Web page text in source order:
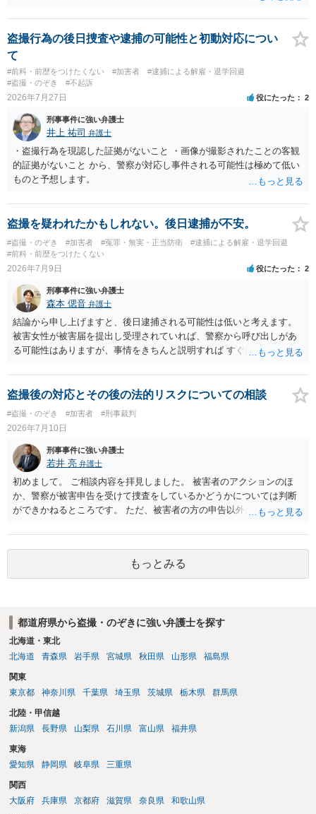
からです。 保護観察期間中とのことですので、 必要なら医師の診察を
受けるなども検討なさると良いと思います。
盗撮行為の後日捜査や逮捕の可能性と初動対応につい
て
#前科・前歴をつけたくない #加害者
#逮捕による解雇・退学回避
#盗撮・のぞき
#不起訴
2026年7月27日 役にたった 2
刑事事件に強い弁護士
井上 祐司 弁護士
・盗撮行為を現認した証拠がないこと ・画像が撮影されたことの客観
的証拠がないこと から、警察が対応し事件される可能性は極めて低い
ものと予想します。
盗撮を疑われたかもしれない。後日逮捕が不安。
#盗撮・のぞき #加害者 #冤罪・無実・正当防衛
#逮捕による解雇・退学回避
#前科・前歴をつけたくない
2026年7月9日 役にたった 2
刑事事件に強い弁護士
森本 偲音 弁護士
結論から申し上げますと、後日逮捕される可能性は低いと考えます。
被害女性が被害届を提出し受理されていれば、警察から呼び出しがあ
る可能性はありますが、事情をきちんと説明すれば すぐに逮捕される
の画像が盗撮した画像等であれば別途問題となる可能性はあります
が、被害者が特定できない以上、 立件することは難しく、厳重注意で
盗撮後の対応とその後の法的リスクについての相談
#盗撮・のぞき #加害者 #刑事裁判
2026年7月10日
刑事事件に強い弁護士
若井 亮 弁護士
初めまして。 ご相談内容を拝見しました。 被害者のアクションのほ
か、警察が被害申告を受けて捜査をしているかどうかについては判断
ができかねるところです。 ただ、被害者の方の申告以外に証拠が無い
す。 万が一、警察から連絡が来るようなことがあれば、その際に改め
て弁護士にご相談ください。
もっとみる
都道府県から盗撮・のぞきに強い弁護士を探す
北海道・東北
北海道
青森県 岩手県 宮城県 秋田県 山形県 福島県
関東
東京都
神奈川県 千葉県 埼玉県 茨城県 栃木県 群馬県
北陸・甲信越
新潟県
長野県 山梨県 石川県 富山県 福井県
東海
愛知県
静岡県 岐阜県 三重県
関西
大阪府
兵庫県 京都府 滋賀県 奈良県 和歌山県